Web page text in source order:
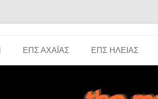
ΕΠΣ ΑΧΑΪ́ΑΣ ΕΠΣ ΗΛΕΊΑΣ